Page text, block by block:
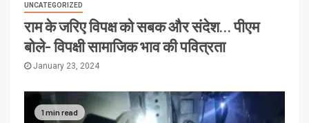
UNCATEGORIZED
राम के जरिए विपक्ष को सबक और संदेश… पीएम
बोले- विपक्षी सामाजिक भाव की पवित्रता
January 23, 2024
1 min read